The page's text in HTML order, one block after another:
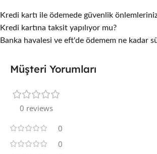
Kredi kartı ile ödemede güvenlik
Kredi kartına taksit yapılıyor mu?
Banka havalesi ve eft'de ödemem ne kadar
Müşteri Yorumları
0 reviews
0
0